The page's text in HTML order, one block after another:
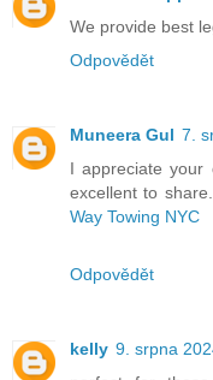
We provide best
Odpovědět
Muneera Gul 7.
I appreciate your
excellent to
Way Towing NYC
Odpovědět
kelly 9. srpna